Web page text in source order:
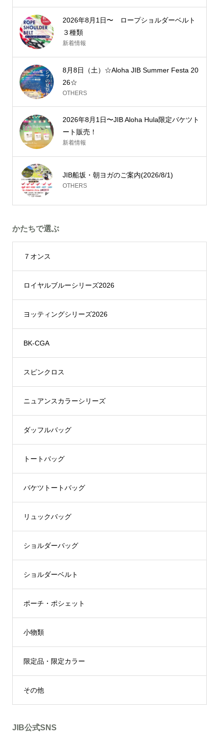
2026年8月1日〜 ロープショルダーベルト
３種類
新着情報
8月8日（土）☆Aloha JIB Summer Festa 20
26☆
OTHERS
2026年8月1日〜JIB Aloha Hula限定バケツト
ート販売！
新着情報
JIB船坂・朝ヨガのご案内(2026/8/1)
OTHERS
かたちで選ぶ
７オンス
ロイヤルブルーシリーズ2026
ヨッティングシリーズ2026
BK-CGA
スピンクロス
ニュアンスカラーシリーズ
ダッフルバッグ
トートバッグ
バケツトートバッグ
リュックバッグ
ショルダーバッグ
ショルダーベルト
ポーチ・ポシェット
小物類
限定品・限定カラー
その他
JIB公式SNS